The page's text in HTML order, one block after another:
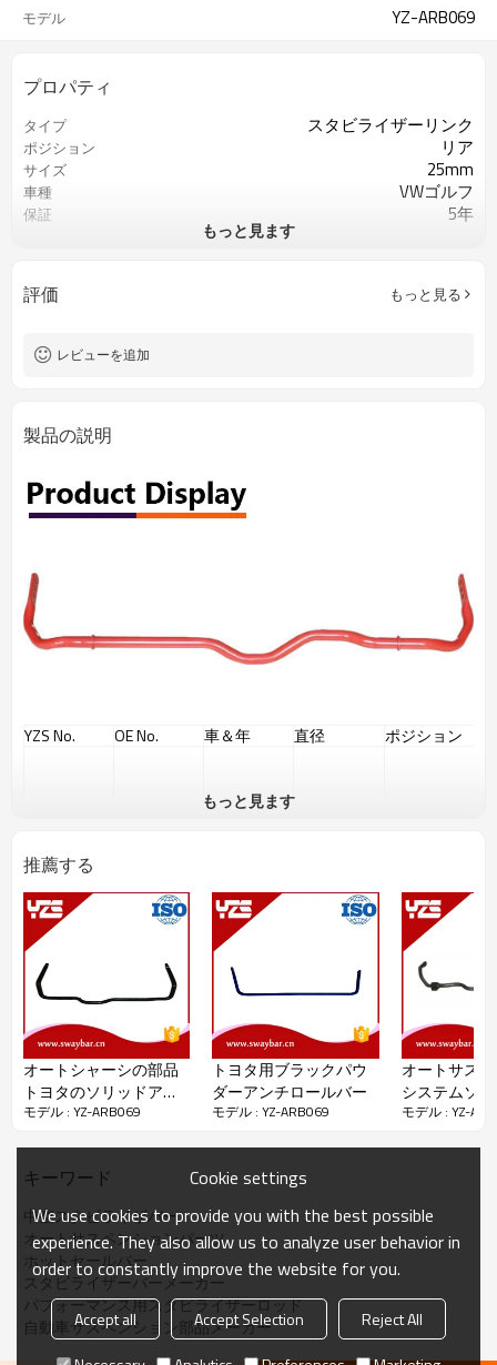
モデル YZ-ARB069
プロパティ
タイプ スタビライザーリンク
ポジション リア
サイズ 25mm
車種 VWゴルフ
保証 5年
もっと見ます
評価 もっと見る
レビューを追加
製品の説明
YZS No. OE No. 車＆年 直径 ポジション
VWゴルフ-R
パッケージの詳細：
ビニール袋+木製ケース
配達の詳細：
入金を受け取ってから45日後
泰Yongzheng自動車部品有限公司は1998年に設立され、
旋回バー、コントロールアーム、スタビライザリンクな
どのサスペンションパーツに 特化しています。
10年以上の開発の後、今それは3,500平方メートル、110
従業員の うち25人は技術スタッフ、12人の研究開発マ
ネージャー、その他
26,000,000人民元以上の固定資産、400,000セットの年
もっと見ます
推薦する
オートシャーシの部品
トヨタのソリッドアン
チロールバー
モデル : YZ-ARB069
トヨタ用ブラックパウ
ダーアンチロールバー
モデル : YZ-ARB069
オートサス
システムソ
ントスタビ
モデル : YZ-
キーワード
中空スタビライザバー
オートサスペンションパーツ
ホットセールバー
スタビライザーバーメーカー
パフォーマンス用スタビライザーロッド
自動車サスペンション部品メーカー
Cookie settings
We use cookies to provide you with the best possible
experience. They also allow us to analyze user behavior in
order to constantly improve the website for you.
Accept all Accept Selection
Reject All